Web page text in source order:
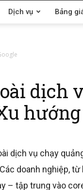
Dịch vụ Bảng
dịch
dịch vụ chạy
doanh nghiệp,
– tập trung vào